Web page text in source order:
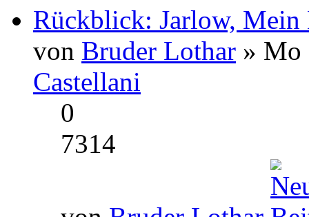
Rückblick: Jarlow, Mein
von Bruder Lothar » Mo
Castellani
0
7314